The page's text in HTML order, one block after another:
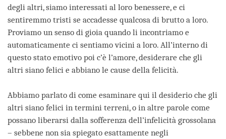
degli altri, siamo interessati al loro benessere, e ci
sentiremmo tristi se accadesse qualcosa di brutto a loro.
Proviamo un senso di gioia quando li incontriamo e
automaticamente ci sentiamo vicini a loro. All’interno di
questo stato emotivo poi c’è l’amore, desiderare che gli
altri siano felici e abbiano le cause della felicità.
Abbiamo parlato di come esaminare qui il desiderio che gli
altri siano felici in termini terreni, o in altre parole come
possano liberarsi dalla sofferenza dell’infelicità grossolana
– sebbene non sia spiegato esattamente negli